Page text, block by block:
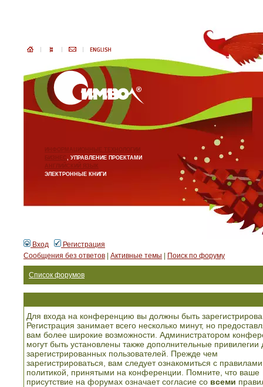
ИНФОРМАЦИОННЫЕ ТЕХНОЛОГИИ
БИЗНЕС, УПРАВЛЕНИЕ ПРОЕКТАМИ
АНГЛИЙСКИЙ ЯЗЫК
ЭЛЕКТРОННЫЕ КНИГИ
Вход
Регистрация
Сообщения без ответов
Активные темы Поиск по форуму
Список форумов
Для входа на конференцию вы должны быть
Регистрация занимает всего несколько минут, но
вам более широкие возможности. Администратором
могут быть установлены также дополнительные привилегии
зарегистрированных пользователей. Прежде чем
зарегистрироваться, вам следует ознакомиться с
политикой, принятыми на конференции. Помните, что ваше
присутствие на форумах означает согласие со всеми